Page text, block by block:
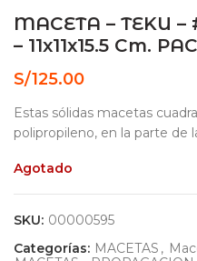
MACETA – TEKU
– 11x11x15.5 Cm.
S/125.00
Estas sólidas macetas
polipropileno, en la parte de
Agotado
SKU: 00000595
Categorías: MACETAS ,